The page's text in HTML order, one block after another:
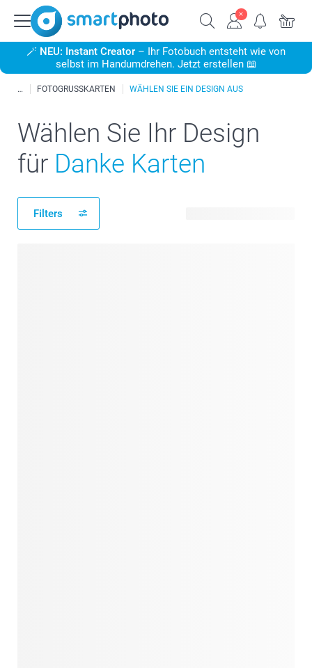
🪄 NEU: Instant Creator – Ihr Fotobuch entsteht wie von
selbst im Handumdrehen. Jetzt erstellen 📖
FOTOGRUSSKARTEN WÄHLEN SIE EIN DESIGN AUS
Wählen Sie Ihr Design
für Danke Karten
Filters